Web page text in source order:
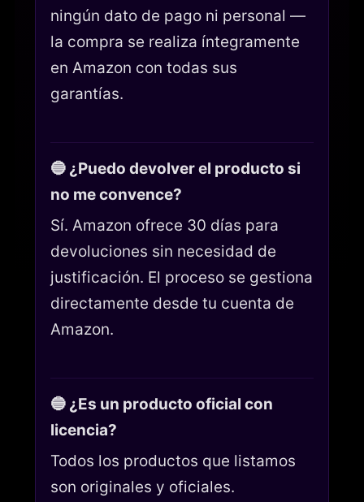
ningún dato de pago ni personal —
la compra se realiza íntegramente
en Amazon con todas sus
garantías.
🔵 ¿Puedo devolver el producto si
no me convence?
Sí. Amazon ofrece 30 días para
devoluciones sin necesidad de
justificación. El proceso se gestiona
directamente desde tu cuenta de
Amazon.
🔵 ¿Es un producto oficial con
licencia?
Todos los productos que listamos
son originales y oficiales.